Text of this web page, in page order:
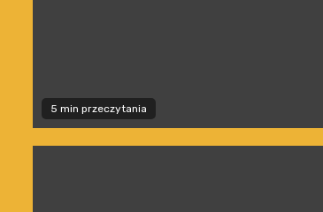
5 min przeczytania